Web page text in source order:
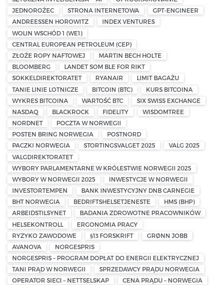
JEDNOROŻEC
STRONA INTERNETOWA
GPT-ENGINEER
ANDREESSEN HOROWITZ
INDEX VENTURES
WOLIN WSCHÓD 1 (WE1)
CENTRAL EUROPEAN PETROLEUM (CEP)
ZŁOŻE ROPY NAFTOWEJ
MARTIN BECH HOLTE
BLOOMBERG
LANDET SOM BLE FOR RIKT
SOKKELDIREKTORATET
RYANAIR
LIMIT BAGAŻU
TANIE LINIE LOTNICZE
BITCOIN (BTC)
KURS BITCOINA
WYKRES BITCOINA
WARTOŚĆ BTC
SIX SWISS EXCHANGE
NASDAQ
BLACKROCK FIDELITY
WISDOMTREE
NORDNET
POCZTA W NORWEGII
POSTEN BRING NORWEGIA
POSTNORD
PACZKI NORWEGIA
STORTINGSVALGET 2025
VALG 2025
VALGDIREKTORATET
WYBORY PARLAMENTARNE W KRÓLESTWIE NORWEGII 2025
WYBORY W NORWEGII 2025
INWESTYCJE W NORWEGII
INVESTORTEMPEN
BANK INWESTYCYJNY DNB CARNEGIE
BHT NORWEGIA
BEDRIFTSHELSETJENESTE
HMS (BHP)
ARBEIDSTILSYNET
BADANIA ZDROWOTNE PRACOWNIKÓW
HELSEKONTROLL
ERGONOMIA PRACY
RYZYKO ZAWODOWE
§13 FORSKRIFT
GRØNN JOBB
AVANOVA
NORGESPRIS
NORGESPRIS – PROGRAM DOPŁAT DO ENERGII ELEKTRYCZNEJ
TANI PRĄD W NORWEGII
SPRZEDAWCY PRĄDU NORWEGIA
OPERATOR SIECI – NETTSELSKAP
CENA PRĄDU – NORWEGIA